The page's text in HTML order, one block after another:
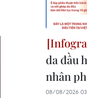
da đầu
nhân
08/08/2026